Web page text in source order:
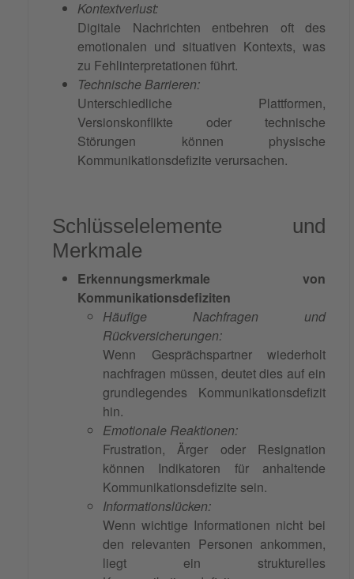
Kontextverlust:
Digitale Nachrichten entbehren oft des
emotionalen und situativen Kontexts, was
zu Fehlinterpretationen führt.
Technische Barrieren:
Unterschiedliche Plattformen,
Versionskonflikte oder technische
Störungen können physische
Kommunikationsdefizite verursachen.
Schlüsselelemente und
Merkmale
Erkennungsmerkmale von
Kommunikationsdefiziten
Häufige Nachfragen und
Rückversicherungen:
Wenn Gesprächspartner wiederholt
nachfragen müssen, deutet dies auf ein
grundlegendes Kommunikationsdefizit
hin.
Emotionale Reaktionen:
Frustration, Ärger oder Resignation
können Indikatoren für anhaltende
Kommunikationsdefizite sein.
Informationslücken:
Wenn wichtige Informationen nicht bei
den relevanten Personen ankommen,
liegt ein strukturelles